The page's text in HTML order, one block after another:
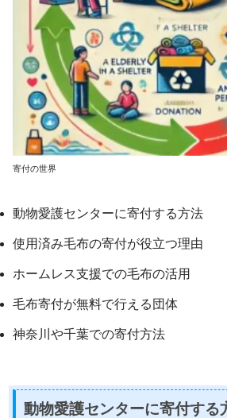
寄付の世界
動物愛護センターに寄付する方法
使用済み毛布の寄付が役立つ理由
ホームレス支援での毛布の活用
毛布寄付が無料で行える団体
神奈川や千葉での寄付方法
動物愛護センターに寄付する